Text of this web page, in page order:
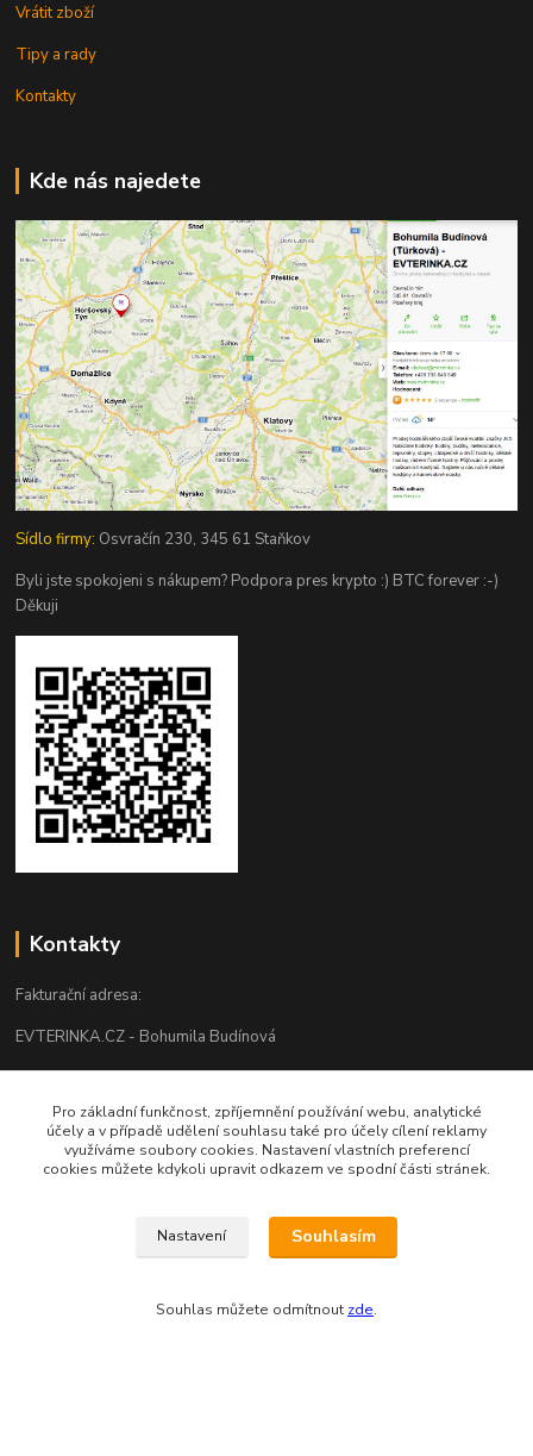
Vrátit zboží
Tipy a rady
Kontakty
Kde nás najedete
Sídlo firmy: Osvračín 230, 345 61 Staňkov
Byli jste spokojeni s nákupem? Podpora pres krypto :) BTC forever :-)
Děkuji
Kontakty
Fakturační adresa:
EVTERINKA.CZ - Bohumila Budínová
Osvračín č. p. 230, 345 61 Staňkov
IČO: 03681572, neplátce DPH
Bankovní spojení: 2800720013/2010
Pro základní funkčnost, zpříjemnění používání webu, analytické
účely a v případě udělení souhlasu také pro účely cílení reklamy
využíváme soubory cookies. Nastavení vlastních preferencí
cookies můžete kdykoli upravit odkazem ve spodní části stránek.
Nastavení Souhlasím
Souhlas můžete odmítnout zde.